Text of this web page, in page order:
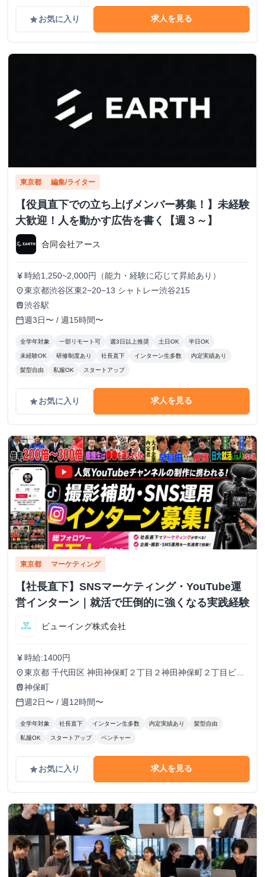
gradeお気に入り 求人を見る
東京都 編集/ライター
【役員直下での立ち上げメンバー募集！】未経験
大歓迎！人を動かす広告を書く【週３～】
合同会社アース
currency_yen 時給1,250~2,000円（能力・経験に応じて昇給あり）
place東京都渋谷区東2−20−13 シャトレー渋谷215
train渋谷駅
calendar_today週3日〜 / 週15時間〜
全学年対象 一部リモート可 週3日以上推奨 土日OK 半日OK
未経験OK 研修制度あり 社長直下 インターン生多数 内定実績あり
髪型自由 私服OK スタートアップ
gradeお気に入り 求人を見る
東京都 マーケティング
【社長直下】SNSマーケティング・YouTube運
営インターン｜就活で圧倒的に強くなる実践経験
ビューイング株式会社
currency_yen 時給:1400円
place東京都 千代田区 神田神保町２丁目２神田神保町２丁目ビル
５０２号室
train神保町
calendar_today週2日〜 / 週12時間〜
全学年対象 社長直下 インターン生多数 内定実績あり 髪型自由
私服OK スタートアップ ベンチャー
gradeお気に入り 求人を見る